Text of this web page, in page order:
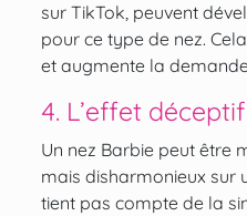
sur TikTok, peuvent
pour ce type de nez.
et augmente la
4. L’effet déceptif
Un nez Barbie peut être
mais disharmonieux sur
tient pas compte de la